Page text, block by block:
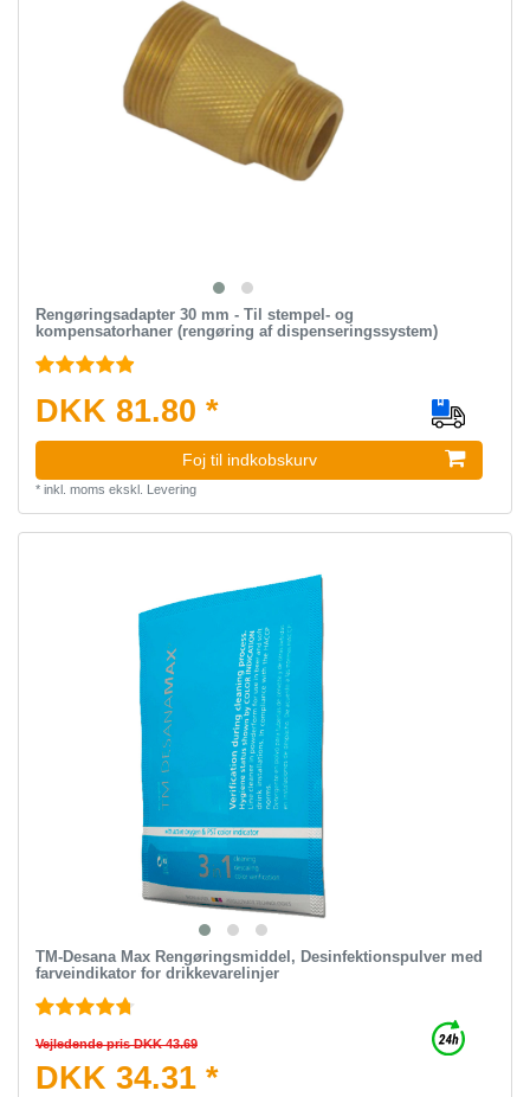
Rengøringsadapter 30 mm - Til stempel- og
kompensatorhaner (rengøring af dispenseringssystem)
DKK 81.80 *
Foj til indkobskurv
* inkl. moms ekskl. Levering
TM-Desana Max Rengøringsmiddel, Desinfektionspulver med
farveindikator for drikkevarelinjer
Vejledende pris DKK 43.69
DKK 34.31 *